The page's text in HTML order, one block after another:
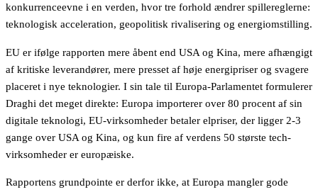
konkurrenceevne i en verden, hvor tre forhold ændrer spillereglerne:
teknologisk acceleration, geopolitisk rivalisering og energiomstilling.
EU er ifølge rapporten mere åbent end USA og Kina, mere afhængigt
af kritiske leverandører, mere presset af høje energipriser og svagere
placeret i nye teknologier. I sin tale til Europa-Parlamentet formulerer
Draghi det meget direkte: Europa importerer over 80 procent af sin
digitale teknologi, EU-virksomheder betaler elpriser, der ligger 2-3
gange over USA og Kina, og kun fire af verdens 50 største tech-
virksomheder er europæiske.
Rapportens grundpointe er derfor ikke, at Europa mangler gode